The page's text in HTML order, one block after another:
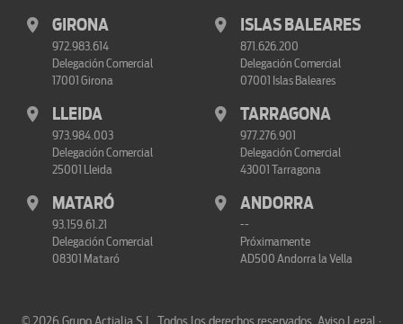
GIRONA
972.983.614
Delegación Comercial
17001 Girona
ISLAS BALEARES
871.626.200
Delegación Comercial
07001 Islas Baleares
LLEIDA
973.984.003
Delegación Comercial
25001 Lleida
TARRAGONA
977.276.901
Delegación Comercial
43001 Tarragona
MATARÓ
93.159.61.21
Delegación Comercial
08301 Mataró
ANDORRA
--
Próximamente
AD500 Andorra la Vella